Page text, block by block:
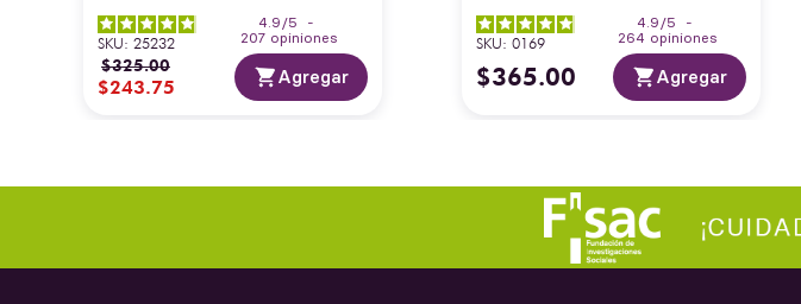
4.9 /5
-
207 opiniones
SKU: 25232
$325.00
$243.75 Agregar
4.9 /5
-
264 opiniones
SKU: 0169
$365.00 Agregar